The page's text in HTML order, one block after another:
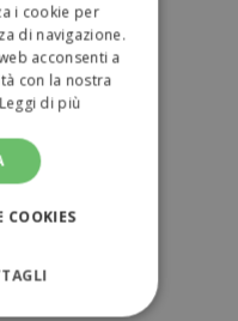
ENGLISH
i cookie per
di navigazione.
acconsenti a
con la nostra
Leggi di più
COOKIES